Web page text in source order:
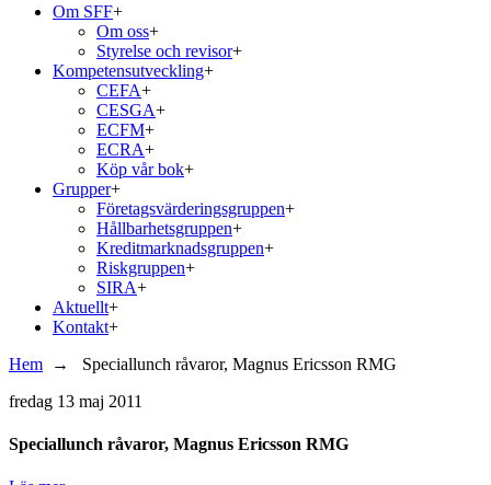
Om SFF+
Om oss+
Styrelse och revisor+
Kompetensutveckling+
CEFA+
CESGA+
ECFM+
ECRA+
Köp vår bok+
Grupper+
Företagsvärderingsgruppen+
Hållbarhetsgruppen+
Kreditmarknadsgruppen+
Riskgruppen+
SIRA+
Aktuellt+
Kontakt+
Hem → Speciallunch råvaror, Magnus Ericsson RMG
fredag 13 maj 2011
Speciallunch råvaror, Magnus Ericsson RMG